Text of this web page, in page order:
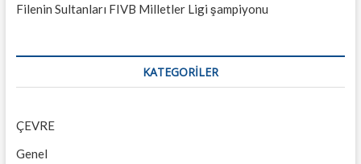
Filenin Sultanları FIVB Milletler Ligi şampiyonu
KATEGORILER
ÇEVRE
Genel